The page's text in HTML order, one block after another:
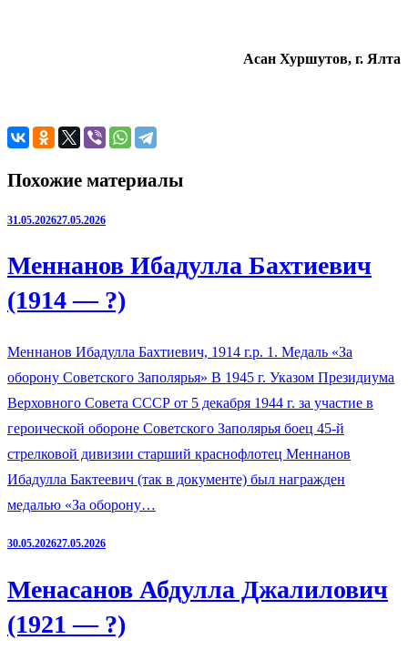
Асан Хуршутов, г. Ялта
Похожие материалы
31.05.202627.05.2026
Меннанов Ибадулла Бахтиевич
(1914 — ?)
Меннанов Ибадулла Бахтиевич, 1914 г.р. 1. Медаль «За
оборону Советского Заполярья» В 1945 г. Указом Президиума
Верховного Совета СССР от 5 декабря 1944 г. за участие в
героической обороне Советского Заполярья боец 45-й
стрелковой дивизии старший краснофлотец Меннанов
Ибадулла Бактеевич (так в документе) был награжден
медалью «За оборону…
30.05.202627.05.2026
Менасанов Абдулла Джалилович
(1921 — ?)